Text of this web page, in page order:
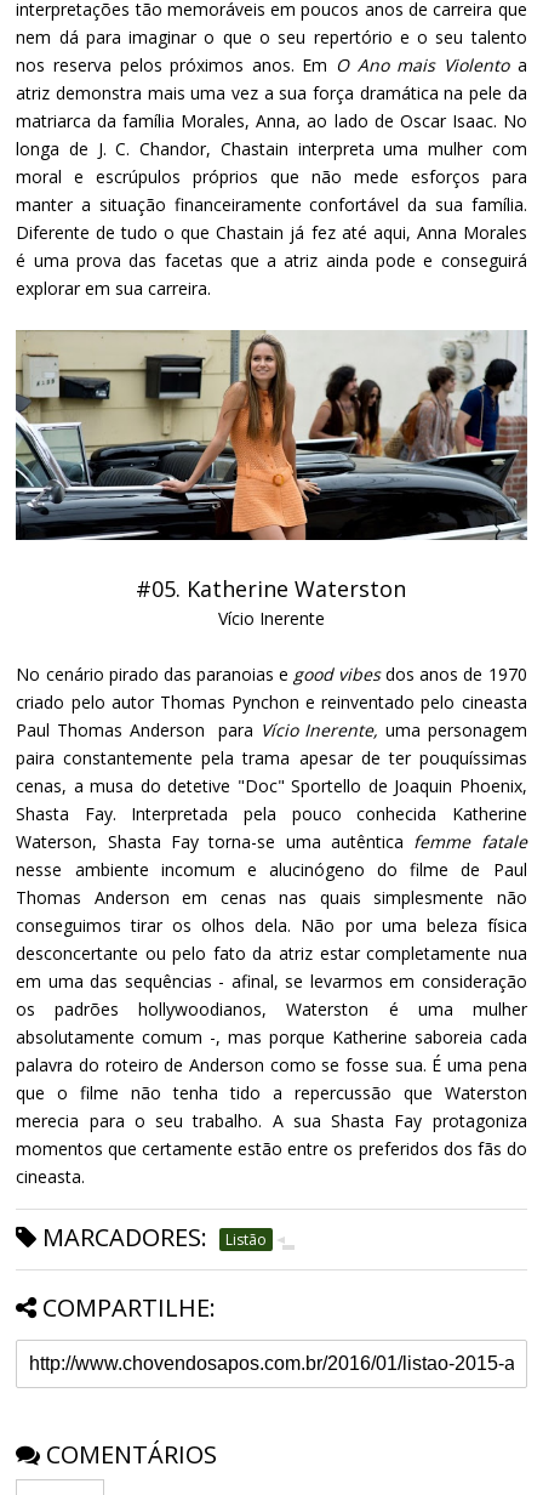
interpretações tão memoráveis em poucos anos de carreira que
nem dá para imaginar o que o seu repertório e o seu talento
nos reserva pelos próximos anos. Em O Ano mais Violento a
atriz demonstra mais uma vez a sua força dramática na pele da
matriarca da família Morales, Anna, ao lado de Oscar Isaac. No
longa de J. C. Chandor, Chastain interpreta uma mulher com
moral e escrúpulos próprios que não mede esforços para
manter a situação financeiramente confortável da sua família.
Diferente de tudo o que Chastain já fez até aqui, Anna Morales
é uma prova das facetas que a atriz ainda pode e conseguirá
explorar em sua carreira.
#05. Katherine Waterston
Vício Inerente
No cenário pirado das paranoias e good vibesdos anos de 1970
criado pelo autor Thomas Pynchon e reinventado pelo cineasta
Paul Thomas Anderson para Vício Inerente, uma personagem
paira constantemente pela trama apesar de ter pouquíssimas
cenas, a musa do detetive "Doc" Sportello de Joaquin Phoenix,
Shasta Fay. Interpretada pela pouco conhecida Katherine
Waterson, Shasta Fay torna-se uma autêntica femme fatale
nesse ambiente incomum e alucinógeno do filme de Paul
Thomas Anderson em cenas nas quais simplesmente não
conseguimos tirar os olhos dela. Não por uma beleza física
desconcertante ou pelo fato da atriz estar completamente nua
em uma das sequências - afinal, se levarmos em consideração
os padrões hollywoodianos, Waterston é uma mulher
absolutamente comum -, mas porque Katherine saboreia cada
palavra do roteiro de Anderson como se fosse sua. É uma pena
que o filme não tenha tido a repercussão que Waterston
merecia para o seu trabalho. A sua Shasta Fay protagoniza
momentos que certamente estão entre os preferidos dos fãs do
cineasta.
MARCADORES: Listão
COMPARTILHE:
COMENTÁRIOS